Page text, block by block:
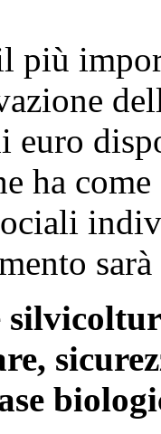
più
euro
ha